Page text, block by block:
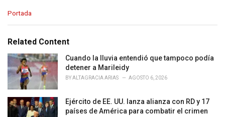
C
e
o
r
i
Portada
Related Content
Cuando la lluvia entendió que tampoco podía
detener a Marileidy
BYALTAGRACIA ARIAS AGOSTO 6, 2026
Ejército de EE. UU. lanza alianza con RD y 17
países de América para combatir el crimen